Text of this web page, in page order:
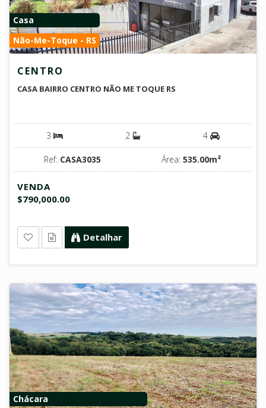
Casa
Não-Me-Toque - RS
CENTRO
CASA BAIRRO CENTRO NÃO ME TOQUE RS
3 2 4
Ref: CASA3035 Área: 535.00m²
VENDA
$790,000.00
Detalhar
Chácara